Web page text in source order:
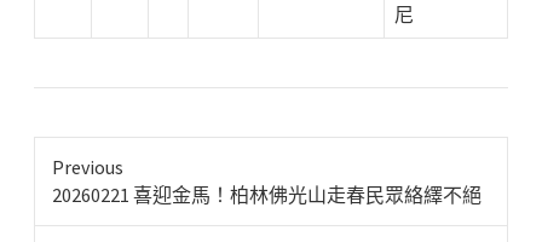
尼
Previous
Previous
20260221 喜迎金馬！柏林佛光山走春民眾絡繹不絕